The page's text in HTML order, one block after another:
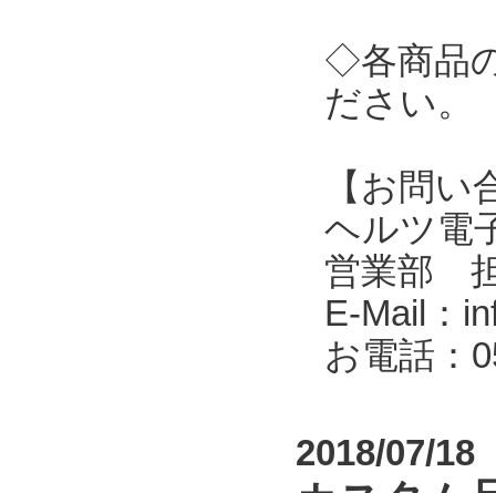
◇各商品
ださい。
【お問い
ヘルツ電
営業部
E-Mail：
お電話：
2018/07/18